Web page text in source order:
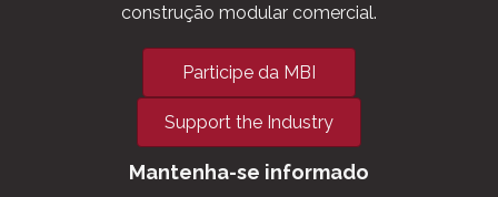
construção modular comercial.
Participe da MBI
Support the Industry
Mantenha-se informado